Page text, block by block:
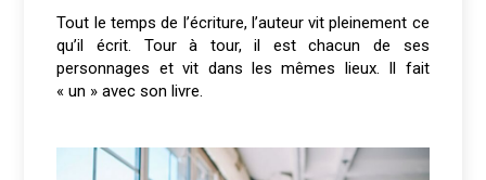
Tout le temps de l’écriture, l’auteur vit pleinement ce
qu’il écrit. Tour à tour, il est chacun de ses
personnages et vit dans les mêmes lieux. Il fait
« un » avec son livre.